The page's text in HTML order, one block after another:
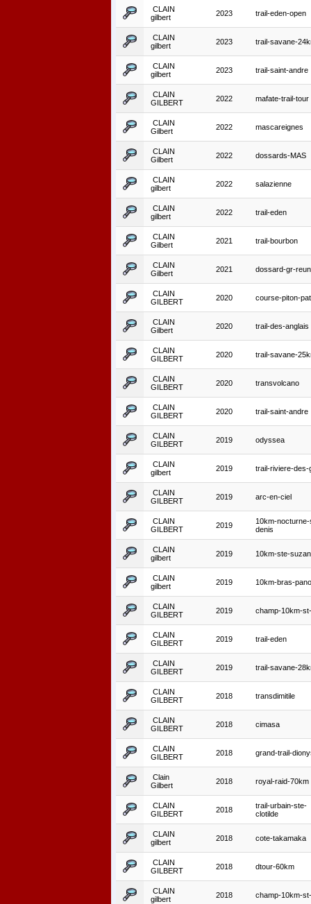
CLAIN
gilbert
2023 trail-eden-open
CLAIN
gilbert
2023 trail-savane-
CLAIN
gilbert
2023 trail-saint-andre
CLAIN
GILBERT
2022 mafate-trail-tour
CLAIN
Gilbert
2022 mascareignes
CLAIN
Gilbert
2022 dossards-MAS
CLAIN
gilbert
2022 salazienne
CLAIN
gilbert
2022 trail-eden
CLAIN
Gilbert
2021 trail-bourbon
CLAIN
Gilbert
2021 dossard-gr-
CLAIN
GILBERT
2020 course-piton-
CLAIN
Gilbert
2020 trail-des-anglais
CLAIN
GILBERT
2020 trail-savane-
CLAIN
GILBERT
2020 transvolcano
CLAIN
GILBERT
2020 trail-saint-andre
CLAIN
GILBERT
2019 odyssea
CLAIN
gilbert
2019 trail-riviere-des-
CLAIN
GILBERT
2019 arc-en-ciel
CLAIN
GILBERT
2019
10km-
denis
CLAIN
gilbert
2019 10km-ste-
CLAIN
gilbert
2019 10km-bras-
CLAIN
GILBERT
2019 champ-10km-
CLAIN
GILBERT
2019 trail-eden
CLAIN
GILBERT
2019 trail-savane-
CLAIN
GILBERT
2018 transdimitile
CLAIN
GILBERT
2018 cimasa
CLAIN
GILBERT
2018 grand-trail-
Clain
Gilbert
2018 royal-raid-70km
CLAIN
GILBERT
2018
trail-urbain-ste-
clotilde
CLAIN
gilbert
2018 cote-takamaka
CLAIN
GILBERT
2018 dtour-60km
CLAIN
gilbert
2018 champ-10km-